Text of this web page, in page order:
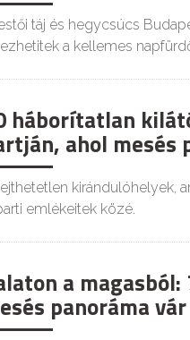
táj és hegycsúcs
a kellemes
háborítatlan
ahol mesés
kirándulóhelyek,
emlékeitek közé.
a
panoráma vár